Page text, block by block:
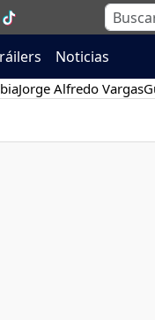
Noticias
Jorge Alfredo Vargas